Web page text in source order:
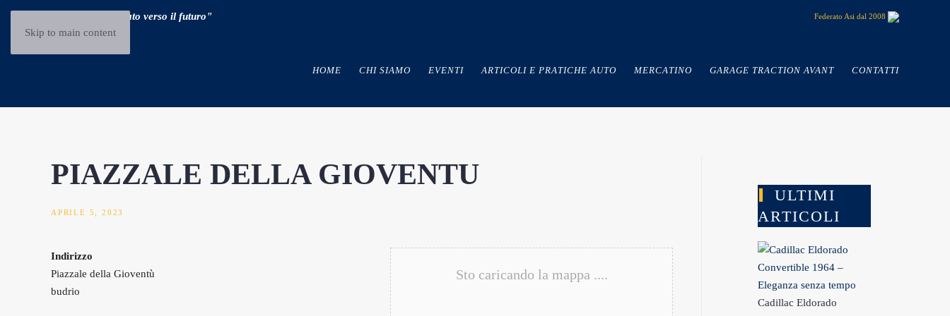
Skip to main content
"Guidare il passato verso il futuro" Federato Asi dal 2008
HOME CHI SIAMO EVENTI ARTICOLI E PRATICHE AUTO MERCATINO GARAGE TRACTION AVANT CONTATTI
PIAZZALE DELLA GIOVENTU
APRILE 5, 2023
Sto caricando la mappa ....
Indirizzo
Piazzale della Gioventù
budrio
ULTIMI
ARTICOLI
Cadillac Eldorado